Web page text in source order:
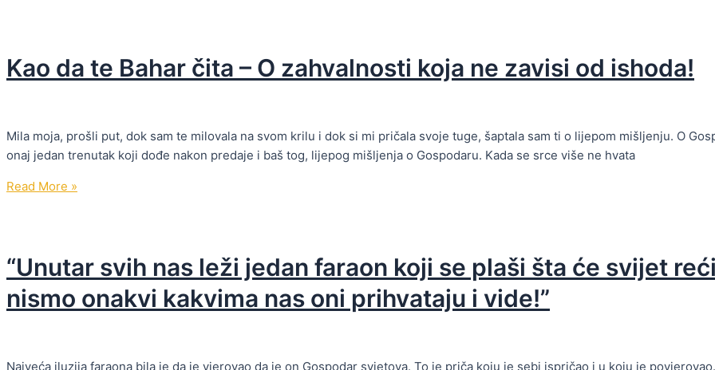
koji
me
sam
Kao da te Bahar čita – O zahvalnosti koja ne zavisi od ishoda!
Mila moja, prošli put, dok sam te milovala na svom krilu i dok si mi pričala svoje tuge, šaptala sam ti o lijepom mišljenju. O
onaj jedan trenutak koji dođe nakon predaje i baš tog, lijepog mišljenja o Gospodaru. Kada se srce više ne hvata
Kao
čita
–
O
Read More »
“Unutar svih nas leži jedan faraon koji se plaši šta će svijet
nismo onakvi kakvima nas oni prihvataju i vide!”
Najveća iluzija faraona bila je da je vjerovao da je on Gospodar svjetova. To je priča koju je sebi ispričao i u koju je